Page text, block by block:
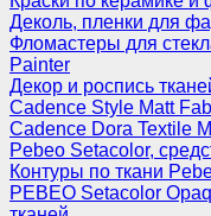
Деколь, пленки для
Фломастеры для
Painter
Декор и роспись
Cadence Style Matt
Cadence Dora Textile
Pebeo Setacolor,
Контуры по ткани
PEBEO Setacolor